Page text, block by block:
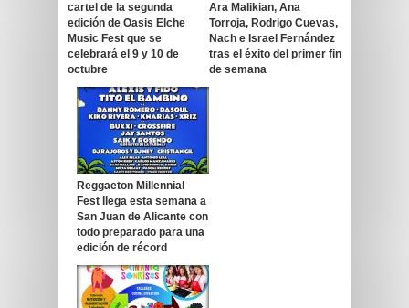
cartel de la segunda
edición de Oasis Elche
Music Fest que se
celebrará el 9 y 10 de
octubre
Ara Malikian, Ana
Torroja, Rodrigo Cuevas,
Nach e Israel Fernández
tras el éxito del primer fin
de semana
Reggaeton Millennial
Fest llega esta semana a
San Juan de Alicante con
todo preparado para una
edición de récord